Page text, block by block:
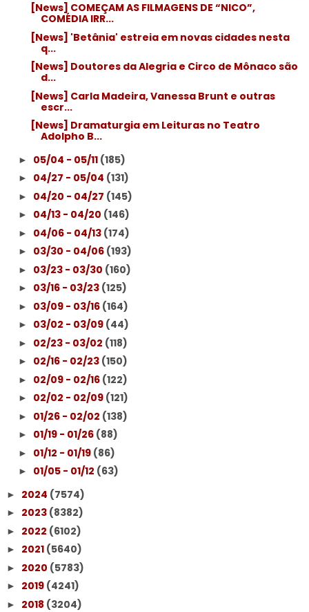
[News] COMEÇAM AS FILMAGENS DE “NICO”,
COMÉDIA IRR...
[News] 'Betânia' estreia em novas cidades nesta
q...
[News] Doutores da Alegria e Circo de Mônaco são
d...
[News] Carla Madeira, Vanessa Brunt e outras
escr...
[News] Dramaturgia em Leituras no Teatro
Adolpho B...
► 05/04 - 05/11 (185)
► 04/27 - 05/04 (131)
► 04/20 - 04/27 (145)
► 04/13 - 04/20 (146)
► 04/06 - 04/13 (174)
► 03/30 - 04/06 (193)
► 03/23 - 03/30 (160)
► 03/16 - 03/23 (125)
► 03/09 - 03/16 (164)
► 03/02 - 03/09 (44)
► 02/23 - 03/02 (118)
► 02/16 - 02/23 (150)
► 02/09 - 02/16 (122)
► 02/02 - 02/09 (121)
► 01/26 - 02/02 (138)
► 01/19 - 01/26 (88)
► 01/12 - 01/19 (86)
► 01/05 - 01/12 (63)
► 2024 (7574)
► 2023 (8382)
► 2022 (6102)
► 2021 (5640)
► 2020 (5783)
► 2019 (4241)
► 2018 (3204)